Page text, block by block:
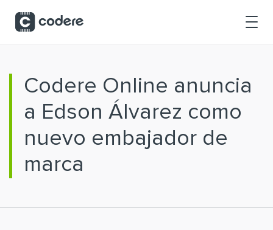
Codere Online anuncia
a Edson Álvarez como
nuevo embajador de
marca